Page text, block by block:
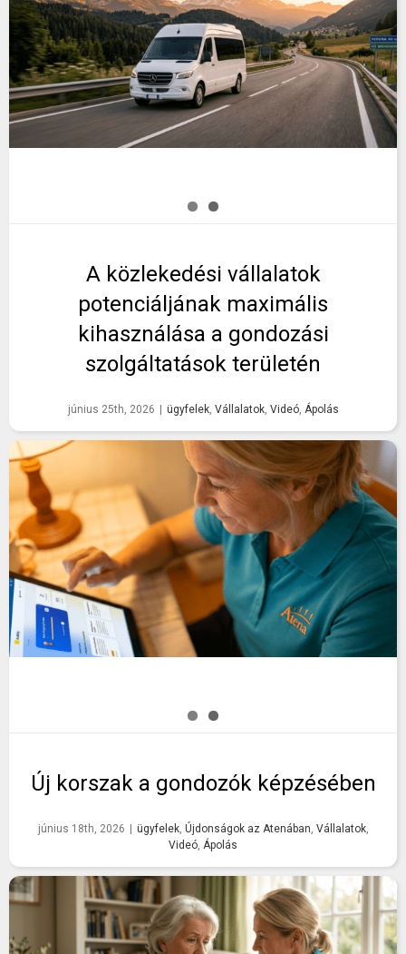
A közlekedési vállalatok
potenciáljának maximális
kihasználása a gondozási
szolgáltatások területén
június 25th, 2026 ügyfelek, Vállalatok, Videó, Ápolás
Új korszak a gondozók képzésében
június 18th, 2026 ügyfelek, Újdonságok az Atenában, Vállalatok,
Videó, Ápolás